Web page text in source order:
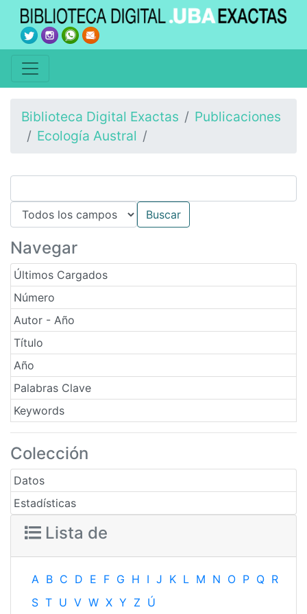
Biblioteca Digital Exactas
Publicaciones
Ecología Austral
Navegar
Últimos Cargados
Número
Autor - Año
Título
Año
Palabras Clave
Keywords
Colección
Datos
Estadísticas
Lista de
A B C D E F G H I J K L M N O P Q R
S T U V W X Y Z Ú